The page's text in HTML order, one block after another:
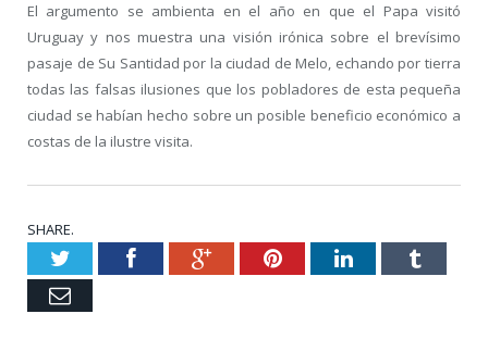
El argumento se ambienta en el año en que el Papa visitó
Uruguay y nos muestra una visión irónica sobre el brevísimo
pasaje de Su Santidad por la ciudad de Melo, echando por tierra
todas las falsas ilusiones que los pobladores de esta pequeña
ciudad se habían hecho sobre un posible beneficio económico a
costas de la ilustre visita.
SHARE.
TwitterFacebookGoogle+PinterestLinkedInTumblr
Email